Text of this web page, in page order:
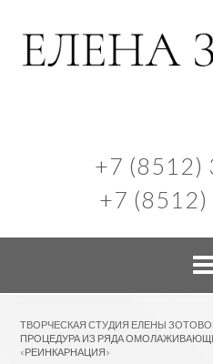
+7 (8512)
+7
ТВОРЧЕСКАЯ СТУДИЯ ЕЛЕНЫ
ПРОЦЕДУРА ИЗ РЯДА
«РЕИНКАРНАЦИЯ»